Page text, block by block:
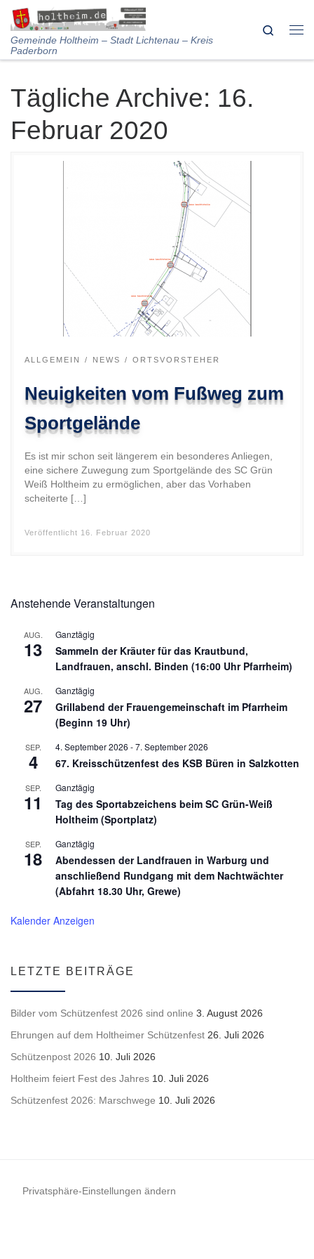
Skip to content
Gemeinde Holtheim – Stadt Lichtenau – Kreis
Paderborn
Search
Tägliche Archive: 16.
Februar 2020
ALLGEMEIN NEWS ORTSVORSTEHER
Neuigkeiten vom Fußweg zum
Sportgelände
Es ist mir schon seit längerem ein besonderes Anliegen,
eine sichere Zuwegung zum Sportgelände des SC Grün
Weiß Holtheim zu ermöglichen, aber das Vorhaben
scheiterte […]
Veröffentlicht 16. Februar 2020
Anstehende Veranstaltungen
AUG.
13
Ganztägig
Sammeln der Kräuter für das Krautbund,
Landfrauen, anschl. Binden (16:00 Uhr Pfarrheim)
AUG.
27
Ganztägig
Grillabend der Frauengemeinschaft im Pfarrheim
(Beginn 19 Uhr)
SEP.
4
4. September 2026 -7. September 2026
67. Kreisschützenfest des KSB Büren in Salzkotten
SEP.
11
Ganztägig
Tag des Sportabzeichens beim SC Grün-Weiß
Holtheim (Sportplatz)
SEP.
18
Ganztägig
Abendessen der Landfrauen in Warburg und
anschließend Rundgang mit dem Nachtwächter
(Abfahrt 18.30 Uhr, Grewe)
Kalender Anzeigen
LETZTE BEITRÄGE
Bilder vom Schützenfest 2026 sind online 3. August 2026
Ehrungen auf dem Holtheimer Schützenfest 26. Juli 2026
Schützenpost 2026 10. Juli 2026
Holtheim feiert Fest des Jahres 10. Juli 2026
Schützenfest 2026: Marschwege 10. Juli 2026
Privatsphäre-Einstellungen ändern